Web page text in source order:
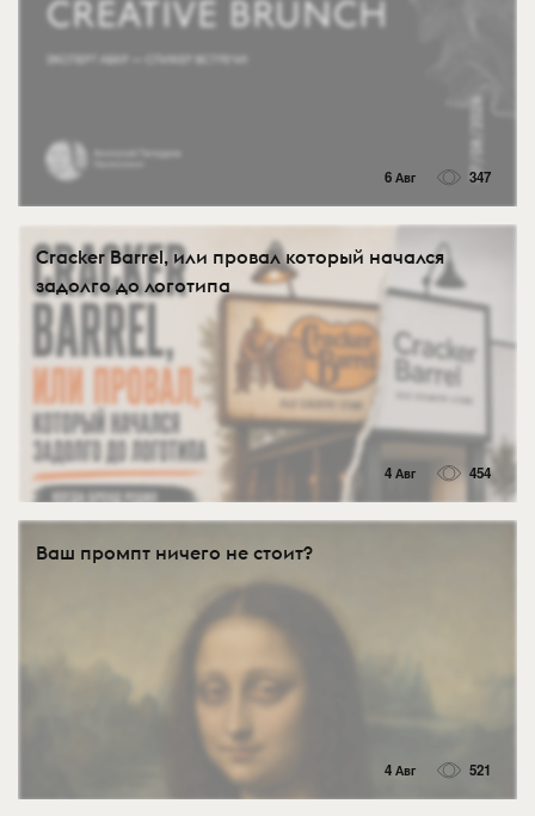
6 Авг 347
Cracker Barrel, или провал который начался
задолго до логотипа
4 Авг 454
Ваш промпт ничего не стоит?
4 Авг 521